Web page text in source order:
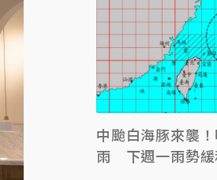
中颱白海豚來襲
雨 下週一雨勢緩